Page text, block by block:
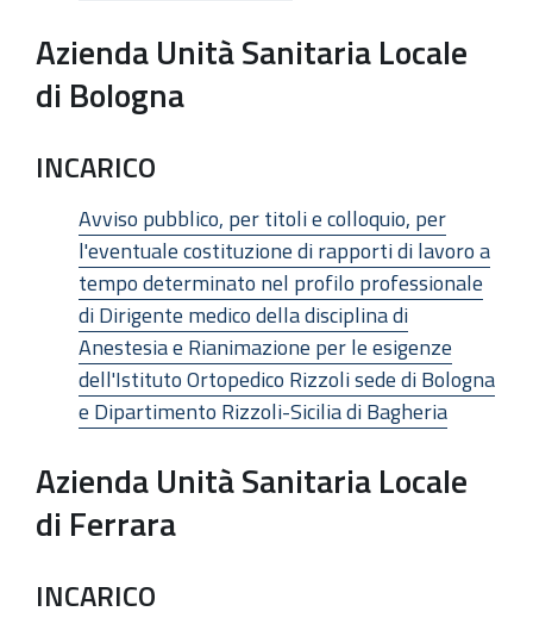
Azienda Unità Sanitaria Locale
di Bologna
INCARICO
Avviso pubblico, per titoli e colloquio, per
l'eventuale costituzione di rapporti di lavoro a
tempo determinato nel profilo professionale
di Dirigente medico della disciplina di
Anestesia e Rianimazione per le esigenze
dell'Istituto Ortopedico Rizzoli sede di Bologna
e Dipartimento Rizzoli-Sicilia di Bagheria
Azienda Unità Sanitaria Locale
di Ferrara
INCARICO